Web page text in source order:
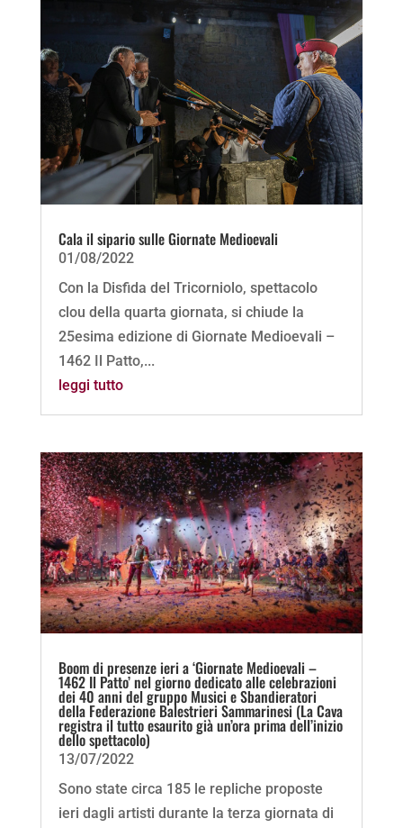
Cala il sipario sulle Giornate Medioevali
01/08/2022
Con la Disfida del Tricorniolo, spettacolo
clou della quarta giornata, si chiude la
25esima edizione di Giornate Medioevali –
1462 Il Patto,...
leggi tutto
Boom di presenze ieri a ‘Giornate Medioevali –
1462 Il Patto’ nel giorno dedicato alle celebrazioni
dei 40 anni del gruppo Musici e Sbandieratori
della Federazione Balestrieri Sammarinesi (La Cava
registra il tutto esaurito già un’ora prima dell’inizio
dello spettacolo)
13/07/2022
Sono state circa 185 le repliche proposte
ieri dagli artisti durante la terza giornata di